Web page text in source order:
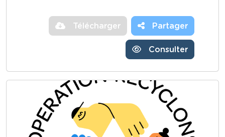
Télécharger Partager
Consulter